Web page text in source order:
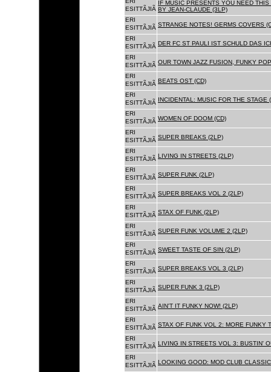
ESITTÃJIÃ
IF MUSIC PRESENTS YOU NEED
BY JEAN-CLAUDE (3LP)
ERI
ESITTÃJIÃ STRANGE NOTES! GERMS COVERS
ERI
ESITTÃJIÃ DER FC ST PAULI IST SCHULD DAS
ERI
ESITTÃJIÃ OUR TOWN JAZZ FUSION, FUNKY
ERI
ESITTÃJIÃ BEATS OST (CD)
ERI
ESITTÃJIÃ INCIDENTAL: MUSIC FOR THE STAGE
ERI
ESITTÃJIÃ WOMEN OF DOOM (CD)
ERI
ESITTÃJIÃ SUPER BREAKS (2LP)
ERI
ESITTÃJIÃ LIVING IN STREETS (2LP)
ERI
ESITTÃJIÃ SUPER FUNK (2LP)
ERI
ESITTÃJIÃ SUPER BREAKS VOL 2 (2LP)
ERI
ESITTÃJIÃ STAX OF FUNK (2LP)
ERI
ESITTÃJIÃ SUPER FUNK VOLUME 2 (2LP)
ERI
ESITTÃJIÃ SWEET TASTE OF SIN (2LP)
ERI
ESITTÃJIÃ SUPER BREAKS VOL 3 (2LP)
ERI
ESITTÃJIÃ SUPER FUNK 3 (2LP)
ERI
ESITTÃJIÃ AIN'T IT FUNKY NOW! (2LP)
ERI
ESITTÃJIÃ STAX OF FUNK VOL 2: MORE FUNKY
ERI
ESITTÃJIÃ LIVING IN STREETS VOL 3: BUSTIN'
ERI
ESITTÃJIÃ LOOKING GOOD: MOD CLUB